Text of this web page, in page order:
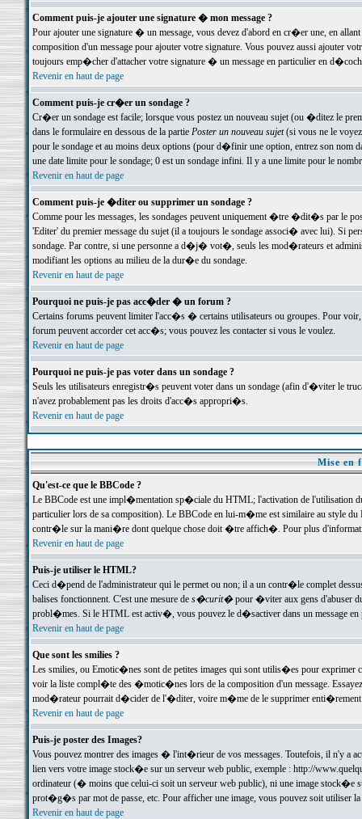
Comment puis-je ajouter une signature � mon message ?
Pour ajouter une signature � un message, vous devez d'abord en cr�er une, en
composition d'un message pour ajouter votre signature. Vous pouvez aussi ajouter
toujours emp�cher d'attacher votre signature � un message en particulier en
Revenir en haut de page
Comment puis-je cr�er un sondage ?
Cr�er un sondage est facile; lorsque vous postez un nouveau sujet (ou �ditez le
dans le formulaire en dessous de la partie Poster un nouveau sujet(si vous ne le voyez
pour le sondage et au moins deux options (pour d�finir une option, entrez son nom
une date limite pour le sondage; 0 est un sondage infini. Il y a une limite pour le
Revenir en haut de page
Comment puis-je �diter ou supprimer un sondage ?
Comme pour les messages, les sondages peuvent uniquement �tre �dit�s par le
'Editer' du premier message du sujet (il a toujours le sondage associ� avec lui). Si
sondage. Par contre, si une personne a d�j� vot�, seuls les mod�rateurs et
modifiant les options au milieu de la dur�e du sondage.
Revenir en haut de page
Pourquoi ne puis-je pas acc�der � un forum ?
Certains forums peuvent limiter l'acc�s � certains utilisateurs ou groupes. Pour
forum peuvent accorder cet acc�s; vous pouvez les contacter si vous le voulez.
Revenir en haut de page
Pourquoi ne puis-je pas voter dans un sondage ?
Seuls les utilisateurs enregistr�s peuvent voter dans un sondage (afin d'�viter le
n'avez probablement pas les droits d'acc�s appropri�s.
Revenir en haut de page
Mise en
Qu'est-ce que le BBCode ?
Le BBCode est une impl�mentation sp�ciale du HTML; l'activation de l'utilisation
particulier lors de sa composition). Le BBCode en lui-m�me est similaire au style
contr�le sur la mani�re dont quelque chose doit �tre affich�. Pour plus
Revenir en haut de page
Puis-je utiliser le HTML?
Ceci d�pend de l'administrateur qui le permet ou non; il a un contr�le complet
balises fonctionnent. C'est une mesure de s�curit�pour �viter aux gens d'abuser
probl�mes. Si le HTML est activ�, vous pouvez le d�sactiver dans un message en
Revenir en haut de page
Que sont les smilies ?
Les smilies, ou Emotic�nes sont de petites images qui sont utilis�es pour exprimer
voir la liste compl�te des �motic�nes lors de la composition d'un message.
mod�rateur pourrait d�cider de l'�diter, voire m�me de le supprimer
Revenir en haut de page
Puis-je poster des Images?
Vous pouvez montrer des images � l'int�rieur de vos messages. Toutefois, il n'y a
lien vers votre image stock�e sur un serveur web public, exemple : http://
ordinateur (� moins que celui-ci soit un serveur web public), ni une image stock�e
prot�g�s par mot de passe, etc. Pour afficher une image, vous pouvez soit
Revenir en haut de page